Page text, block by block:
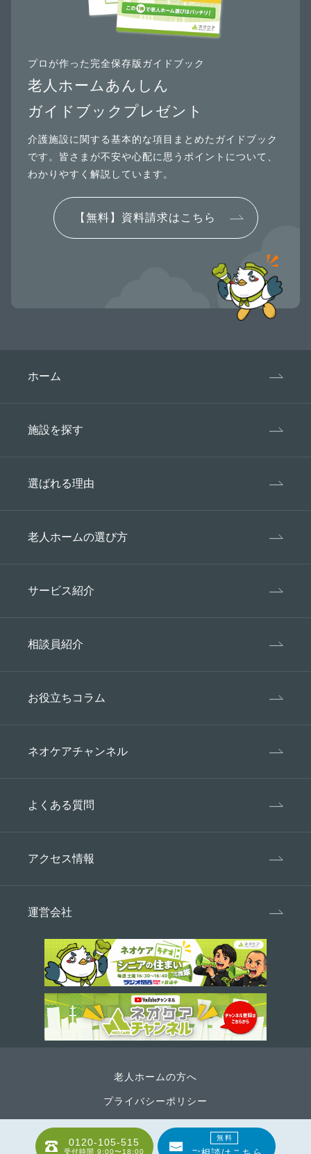
目次
0120-105-515
受付時間 9:00〜18:00
無料
プロが作った完全保存版ガイドブック
老人ホームあんしん
ガイドブックプレゼント
介護施設に関する基本的な項目まとめたガイドブック
です。皆さまが不安や心配に思うポイントについて、
わかりやすく解説しています。
【無料】資料請求はこちら
ホーム
施設を探す
選ばれる理由
老人ホームの選び方
サービス紹介
相談員紹介
お役立ちコラム
ネオケアチャンネル
よくある質問
アクセス情報
運営会社
老人ホームの方へ
プライバシーポリシー
Copyright ©神戸市の老人ホーム・介護施設ならネオケア